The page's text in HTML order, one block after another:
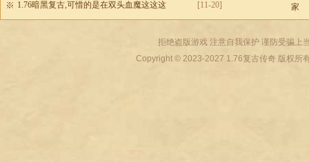
[11-20]
1.76暗黑复古,可惜的是在双头血魔这这这
家
拒绝盗版游戏 注意自我保护 谨防受骗上
Copyright © 2023-2027 1.76复古传奇版权所